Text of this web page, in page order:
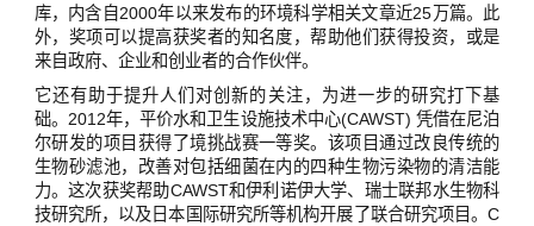
库，内含自2000年以来发布的环境科学相关文章近25万篇。此
外，奖项可以提高获奖者的知名度，帮助他们获得投资，或是
来自政府、企业和创业者的合作伙伴。
它还有助于提升人们对创新的关注，为进一步的研究打下基
础。2012年，平价水和卫生设施技术中心(CAWST) 凭借在尼泊
尔研发的项目获得了境挑战赛一等奖。该项目通过改良传统的
生物砂滤池，改善对包括细菌在内的四种生物污染物的清洁能
力。这次获奖帮助CAWST和伊利诺伊大学、瑞士联邦水生物科
技研究所，以及日本国际研究所等机构开展了联合研究项目。C